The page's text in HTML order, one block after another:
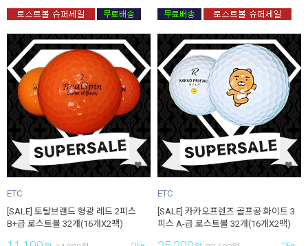
ETC
[SALE] 토탈브랜드 형광 레드 2피스
B+급 로스트볼 32개(16개X2팩)
ETC
[SALE] 카카오프렌즈 골프공 화이트 3
피스 A-급 로스트볼 32개(16개X2팩)